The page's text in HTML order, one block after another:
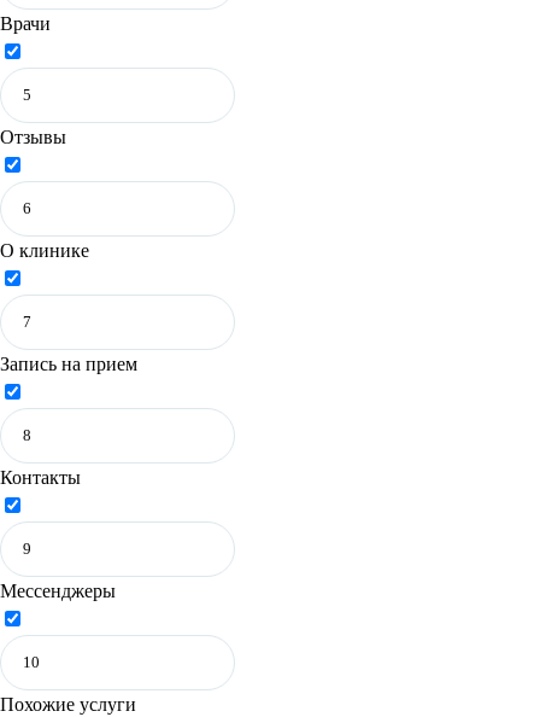
Врачи
Отзывы
О клинике
Запись на прием
Контакты
Мессенджеры
Похожие услуги